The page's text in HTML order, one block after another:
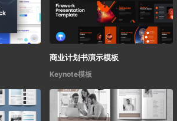
商业计划书演示模板
Keynote模板